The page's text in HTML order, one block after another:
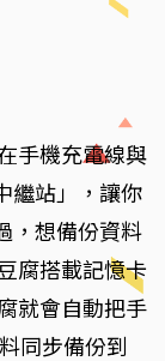
手機充電線與
繼站」，讓你
，想備份資料
腐搭載記憶卡
就會自動把手
同步備份到